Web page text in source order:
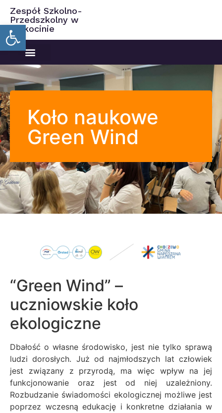
Open toolbar
Zespół Szkolno-
Przedszkolny w
Ciekocinie
Koło naukowe
Green Wind
“Green Wind” –
uczniowskie koło
ekologiczne
Dbałość o własne środowisko, jest nie tylko sprawą
ludzi dorosłych. Już od najmłodszych lat człowiek
jest związany z przyrodą, ma więc wpływ na jej
funkcjonowanie oraz jest od niej uzależniony.
Rozbudzanie świadomości ekologicznej możliwe jest
poprzez wczesną edukację i konkretne działania w